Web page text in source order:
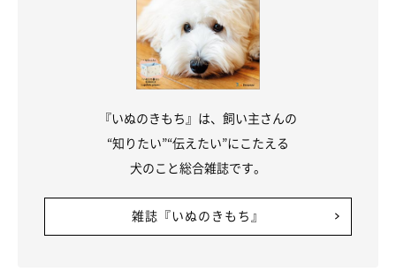
『いぬのきもち』は、飼い主さんの
“知りたい”“伝えたい”にこたえる
犬のこと総合雑誌です。
雑誌『いぬのきもち』